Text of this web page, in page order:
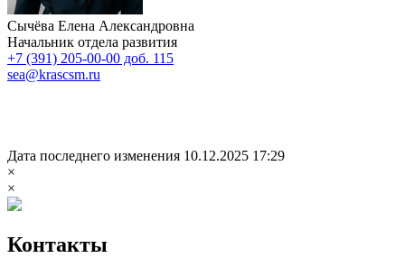
Сычёва Елена Александровна
Начальник отдела развития
+7 (391) 205-00-00 доб. 115
sea@krascsm.ru
Дата последнего изменения 10.12.2025 17:29
×
×
Контакты